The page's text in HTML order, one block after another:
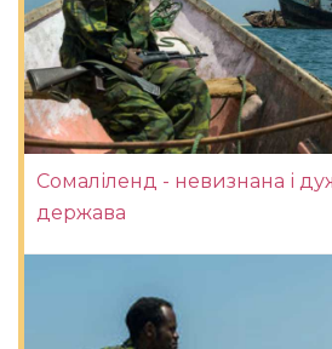
Сомаліленд - невизнана і
держава